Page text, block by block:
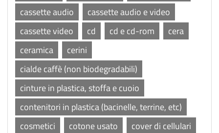
cassette audio
cassette audio e video
cassette video
cd cd e cd-rom
cera
ceramica
cerini
cialde caffè (non biodegradabili)
cinture in plastica, stoffa e cuoio
contenitori in plastica (bacinelle, terrine, etc)
cosmetici
cotone usato
cover di cellulari